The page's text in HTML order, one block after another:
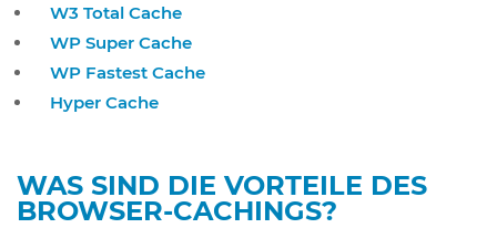
W3 Total Cache
WP Super Cache
WP Fastest Cache
Hyper Cache
WAS SIND DIE VORTEILE DES
BROWSER-CACHINGS?